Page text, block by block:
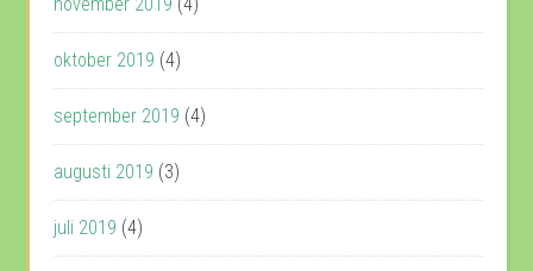
oktober 2019 (4)
september 2019 (4)
augusti 2019 (3)
juli 2019 (4)